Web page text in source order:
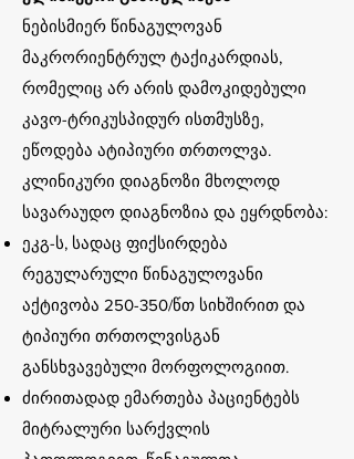
ნებისმიერ წინაგულოვან
მაკრორიენტრულ ტაქიკარდიას,
რომელიც არ არის დამოკიდებული
კავო-ტრიკუსპიდურ ისთმუსზე,
ეწოდება ატიპიური თრთოლვა.
კლინიკური დიაგნოზი მხოლოდ
სავარაუდო დიაგნოზია და ეყრდნობა:
ეკგ-ს, სადაც ფიქსირდება
რეგულარული წინაგულოვანი
აქტივობა 250-350/წთ სიხშირით და
ტიპიური თრთოლვისგან
განსხვავებული მორფოლოგიით.
ძირითადად ემართება პაციენტებს
მიტრალური სარქვლის